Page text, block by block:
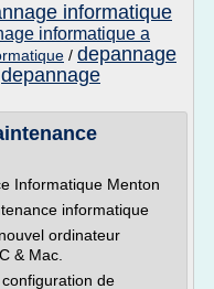
informatique
informatique a
/ depannage
depannage
Informatique Menton
informatique
ordinateur
& Mac.
de